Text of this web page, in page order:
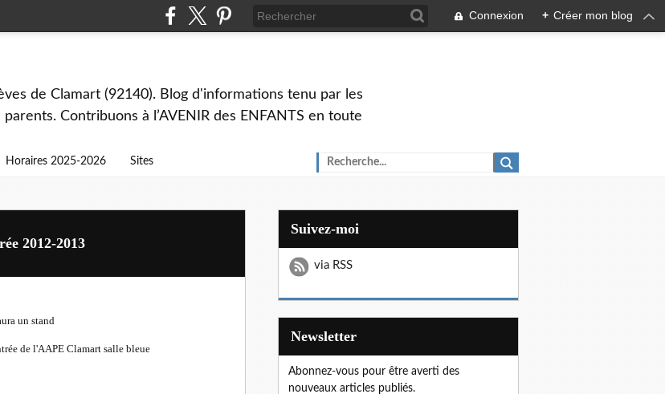
Connexion + Créer mon blog
de Clamart (92140). Blog d'informations tenu par les
Contribuons à l’AVENIR des ENFANTS en toute
Horaires 2025-2026 Sites
2012-2013
un stand
de l'AAPE Clamart salle bleue
Suivez-moi
via RSS
Newsletter
Abonnez-vous pour être averti des
nouveaux articles publiés.